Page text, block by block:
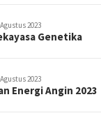
2023
Genetika
2023
Energi Angin 2023